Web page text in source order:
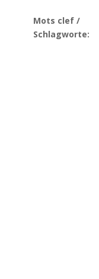
Mots clef /
Schlagworte: